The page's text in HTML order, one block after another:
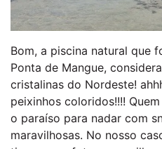
Bom, a piscina natural que
Ponta de Mangue,
cristalinas do Nordeste!
peixinhos coloridos!!!!
o paraíso para nadar com
maravilhosas. No nosso